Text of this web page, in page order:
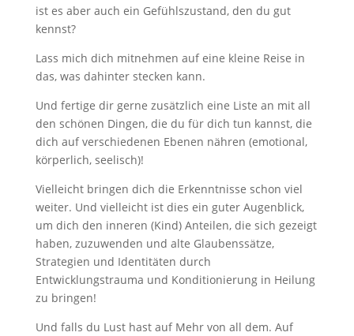
ist es aber auch ein Gefühlszustand, den du gut
kennst?
Lass mich dich mitnehmen auf eine kleine Reise in
das, was dahinter stecken kann.
Und fertige dir gerne zusätzlich eine Liste an mit all
den schönen Dingen, die du für dich tun kannst, die
dich auf verschiedenen Ebenen nähren (emotional,
körperlich, seelisch)!
Vielleicht bringen dich die Erkenntnisse schon viel
weiter. Und vielleicht ist dies ein guter Augenblick,
um dich den inneren (Kind) Anteilen, die sich gezeigt
haben, zuzuwenden und alte Glaubenssätze,
Strategien und Identitäten durch
Entwicklungstrauma und Konditionierung in Heilung
zu bringen!
Und falls du Lust hast auf Mehr von all dem. Auf